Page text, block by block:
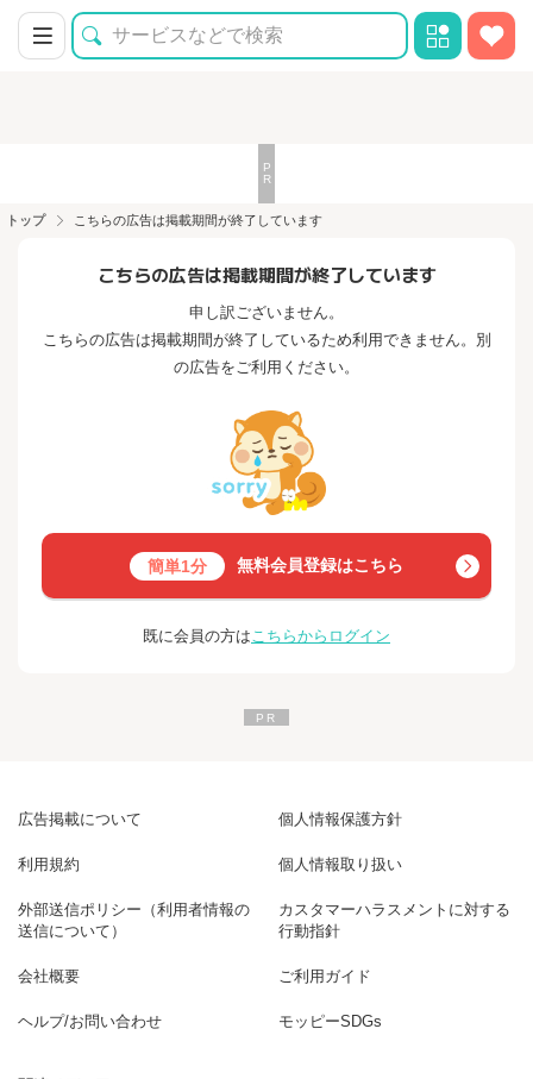
トップ こちらの広告は掲載期間が終了しています
こちらの広告は掲載期間が終了しています
申し訳ございません。
こちらの広告は掲載期間が終了しているため利用できません。別
の広告をご利用ください。
簡単1分 無料会員登録はこちら
既に会員の方はこちらからログイン
広告掲載について 個人情報保護方針
利用規約 個人情報取り扱い
外部送信ポリシー（利用者情報の
送信について）
カスタマーハラスメントに対する
行動指針
会社概要 ご利用ガイド
ヘルプ/お問い合わせ モッピーSDGs